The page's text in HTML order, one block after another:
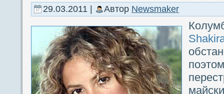
29.03.2011 | Автор Newsmaker